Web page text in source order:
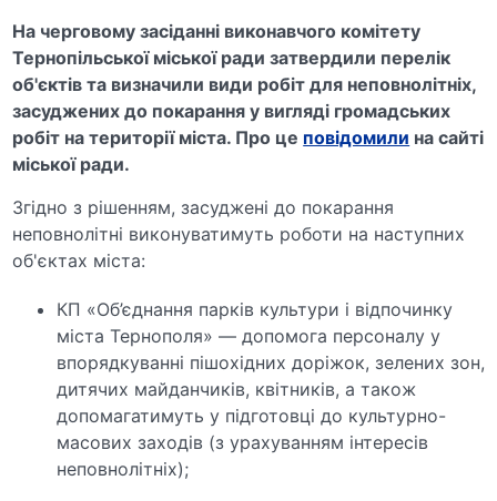
На черговому засіданні виконавчого комітету
Тернопільської міської ради затвердили перелік
об'єктів та визначили види робіт для неповнолітніх,
засуджених до покарання у вигляді громадських
робіт на території міста. Про це повідомили на сайті
міської ради.
Згідно з рішенням, засуджені до покарання
неповнолітні виконуватимуть роботи на наступних
об'єктах міста:
КП «Об’єднання парків культури і відпочинку
міста Тернополя» — допомога персоналу у
впорядкуванні пішохідних доріжок, зелених зон,
дитячих майданчиків, квітників, а також
допомагатимуть у підготовці до культурно-
масових заходів (з урахуванням інтересів
неповнолітніх);